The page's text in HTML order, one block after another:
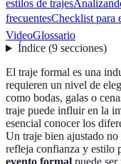
estilos de trajes
frecuentesChecklist para
VideoGlossario
Índice(9 secciones)
El traje formal es una
requieren un nivel de
como bodas, galas o
traje puede influir en la
esencial conocer los
Un traje bien ajustado
refleja confianza y estilo